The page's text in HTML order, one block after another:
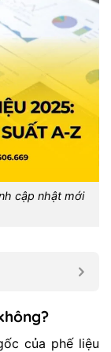
cập nhật mới
của phế liệu